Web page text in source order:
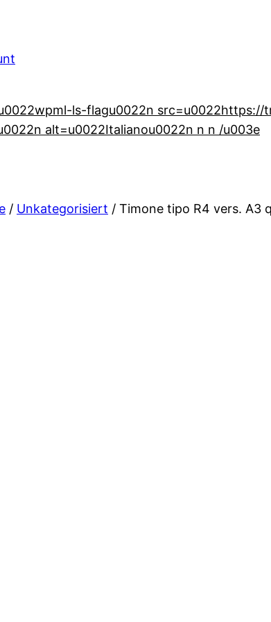
ls-flagu0022n
alt=u0022Italianou0022n n n /u003e
/ Unkategorisiert / Timone tipo R4 vers. A3